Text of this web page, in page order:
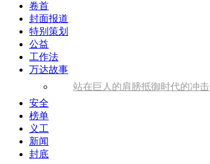
卷首
封面报道
特别策划
公益
工作法
万达故事
站在巨人的肩膀抵御时代的冲击
安全
榜单
义工
新闻
封底